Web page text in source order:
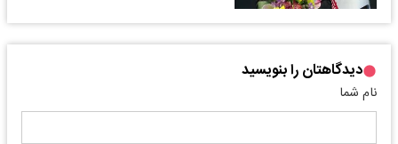
دیدگاهتان را بنویسید
نام شما